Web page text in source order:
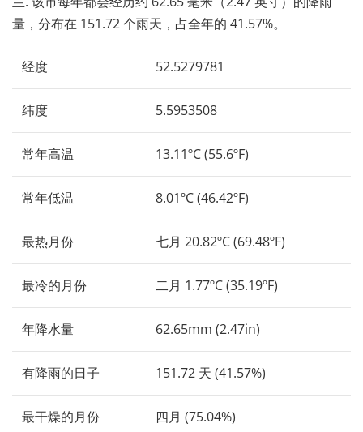
量，分布在 151.72 个雨天，占全年的 41.57%。
经度 52.5279781
纬度 5.5953508
常年高温 13.11ºC (55.6ºF)
常年低温 8.01ºC (46.42ºF)
最热月份 七月 20.82ºC (69.48ºF)
最冷的月份 二月 1.77ºC (35.19ºF)
年降水量 62.65mm (2.47in)
有降雨的日子 151.72 天 (41.57%)
最干燥的月份 四月 (75.04%)